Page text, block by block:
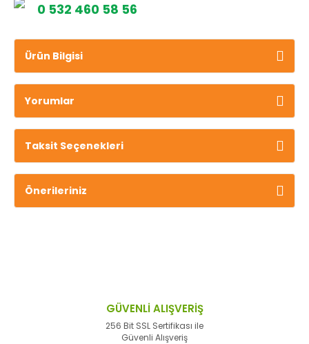
0 532 460 58 56
Ürün Bilgisi
Yorumlar
Taksit Seçenekleri
Önerileriniz
GÜVENLİ ALIŞVERİŞ
256 Bit SSL Sertifikası ile
Güvenli Alışveriş